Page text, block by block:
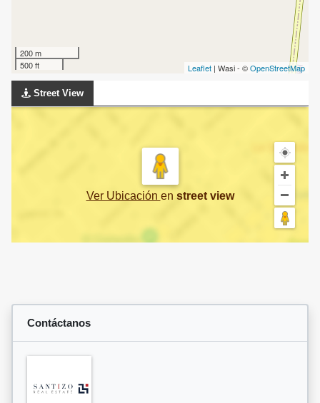
200 m
500 ft
Leaflet | Wasi - ©OpenStreetMap
Street View
Ver Ubicación en street view
Contáctanos